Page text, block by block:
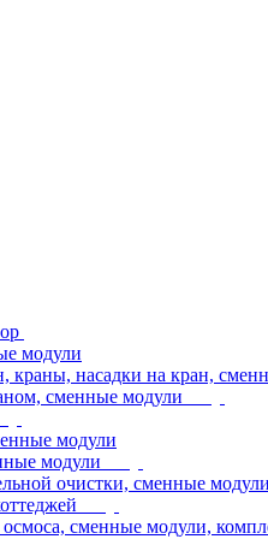
модули
краны, насадки на кран,
сменные модули
модули
модули
очистки, сменные модули
сменные модули,